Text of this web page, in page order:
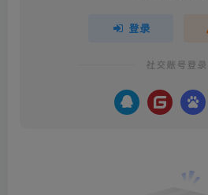
登录
社交账号登录